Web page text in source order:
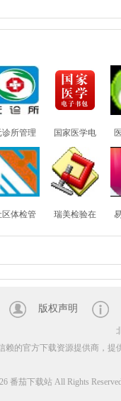
诊所管理
系统
国家医学电
子书包
（
区体检管 瑞美检验在
版权声明
赖的官方下载资源提供商，
番茄下载站 All Rights